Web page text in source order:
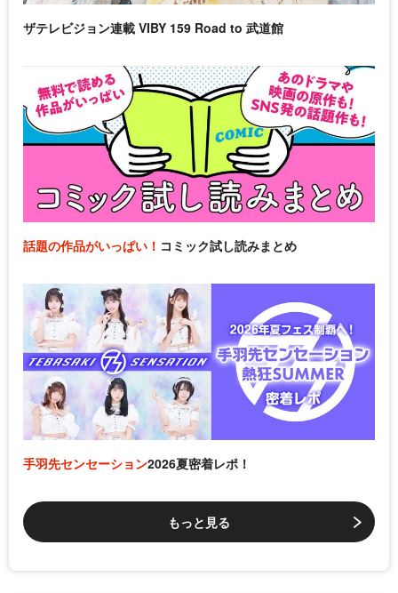
ザテレビジョン連載 VIBY 159 Road to 武道館
話題の作品がいっぱい！ コミック試し読みまとめ
手羽先センセーション2026夏密着レポ！
もっと見る